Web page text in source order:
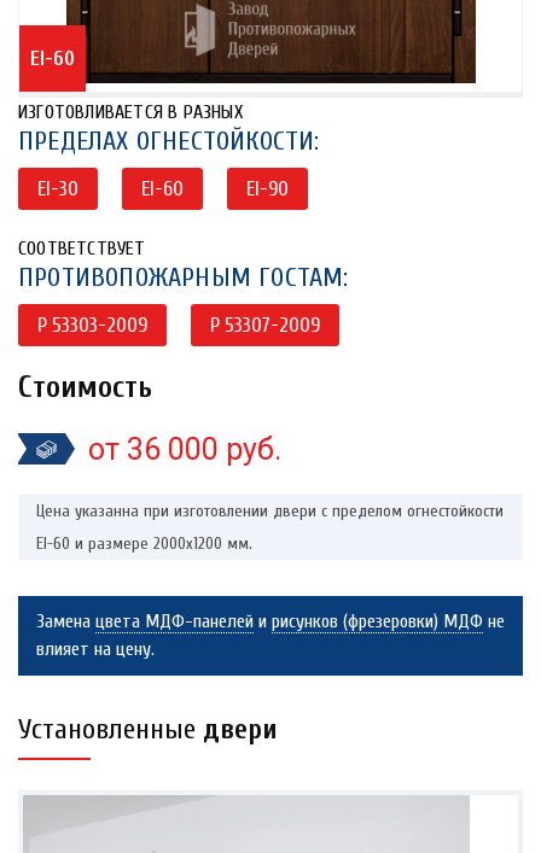
EI-60
ИЗГОТОВЛИВАЕТСЯ В РАЗНЫХ
ПРЕДЕЛАХ ОГНЕСТОЙКОСТИ:
EI-30 EI-60 EI-90
СООТВЕТСТВУЕТ
ПРОТИВОПОЖАРНЫМ ГОСТАМ:
P 53303-2009 P 53307-2009
Стоимость
от 36 000 руб.
Цена указанна при изготовлении двери с пределом огнестойкости
EI-60 и размере 2000х1200 мм.
Замена цвета МДФ-панелей и рисунков (фрезеровки) МДФ не
влияет на цену.
Установленные двери